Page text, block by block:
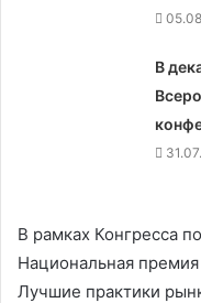
В
В рамках Конгресса
Национальная
Лучшие практики